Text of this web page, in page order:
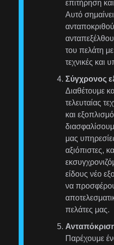
επιτήρηση
Αυτό
του πελάτη με
τεχνικές και
Σύγχρονος
Διαθέτουμε
τελευταίας
και
μας
αξιόπιστες,
είδους νέο
να
πελάτες μας.
Παρέχουμε